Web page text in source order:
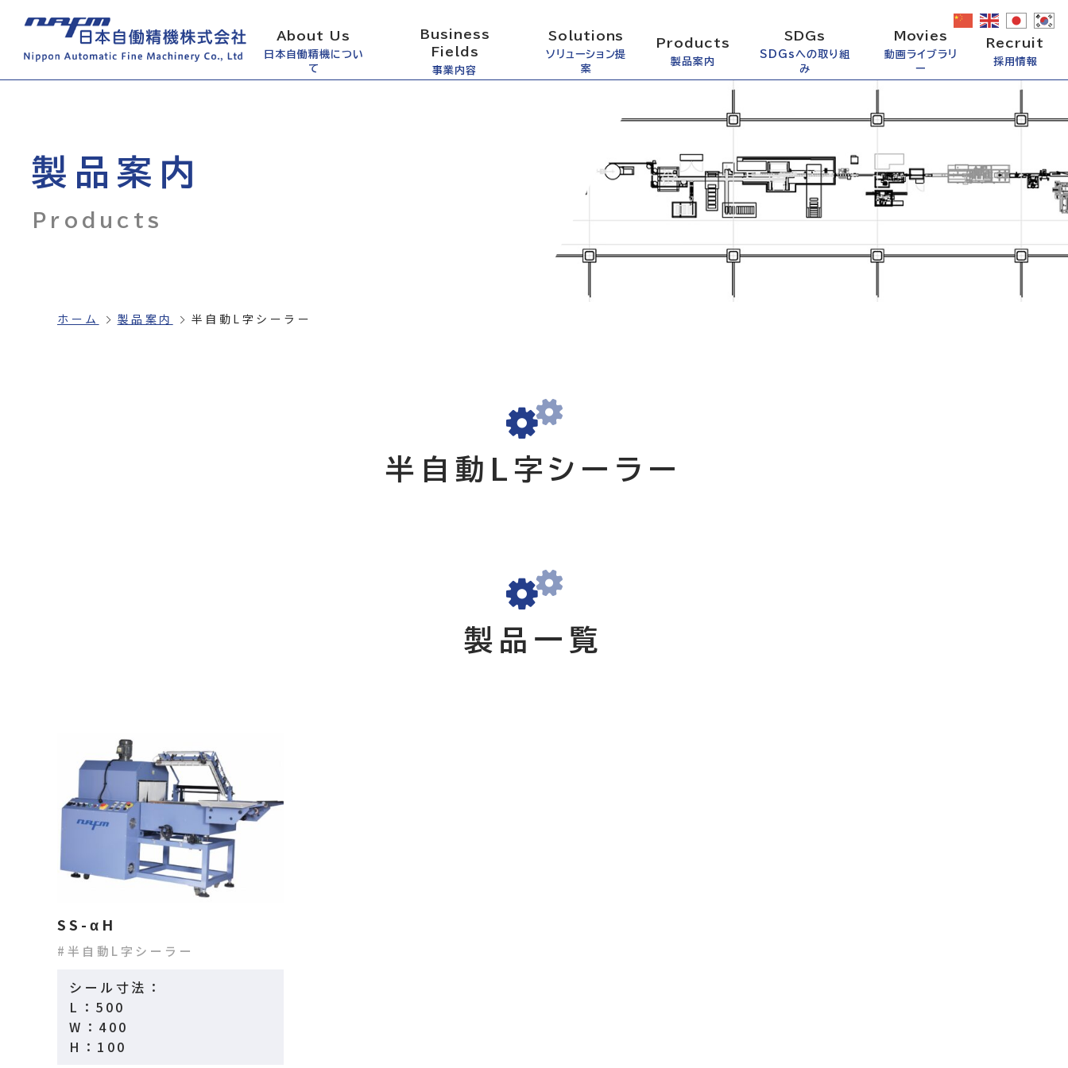
About Us
日本自働精機につい
て
Business
Fields
事業内容
Solutions
ソリューション提
案
Products
製品案内
SDGs
SDGsへの取り組
み
Movies
動画ライブラリ
ー
Recruit
採用情報
製品案内
Products
ホーム 製品案内 半自動L字シーラー
半自動L字シーラー
製品一覧
SS-αH
半自動L字シーラー
シール寸法：
L：500
W：400
H：100